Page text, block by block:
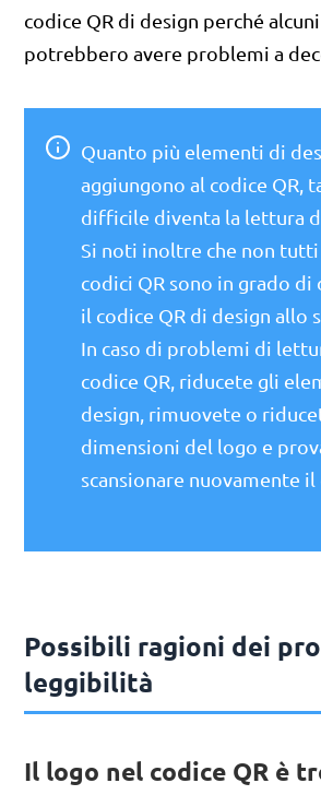
codice QR di design perché
potrebbero avere problemi a
Quanto più elementi di
aggiungono al codice QR,
difficile diventa la lettura
Si noti inoltre che non
codici QR sono in grado di
il codice QR di design allo
In caso di problemi di
codice QR, riducete gli
design, rimuovete o
dimensioni del logo e
scansionare nuovamente il
Possibili ragioni dei
leggibilità
Il logo nel codice QR è